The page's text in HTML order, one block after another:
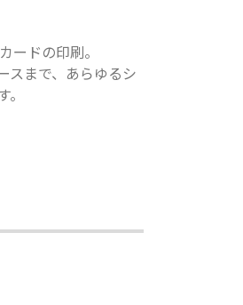
ードの印刷。
スまで、あらゆるシ